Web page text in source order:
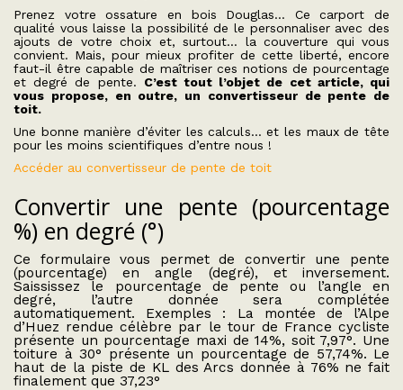
Prenez votre ossature en bois Douglas… Ce carport de
qualité vous laisse la possibilité de le personnaliser avec des
ajouts de votre choix et, surtout… la couverture qui vous
convient. Mais, pour mieux profiter de cette liberté, encore
faut-il être capable de maîtriser ces notions de pourcentage
et degré de pente. C’est tout l’objet de cet article, qui
vous propose, en outre, un convertisseur de pente de
toit.
Une bonne manière d’éviter les calculs… et les maux de tête
pour les moins scientifiques d’entre nous !
Accéder au convertisseur de pente de toit
Convertir une pente (pourcentage
%) en degré (°)
Ce formulaire vous permet de convertir une pente
(pourcentage) en angle (degré), et inversement.
Saississez le pourcentage de pente ou l’angle en
degré, l’autre donnée sera complétée
automatiquement. Exemples : La montée de l’Alpe
d’Huez rendue célèbre par le tour de France cycliste
présente un pourcentage maxi de 14%, soit 7,97°. Une
toiture à 30° présente un pourcentage de 57,74%. Le
haut de la piste de KL des Arcs donnée à 76% ne fait
finalement que 37,23°